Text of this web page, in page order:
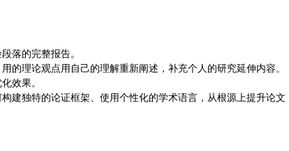
落的完整报告。
理论观点用自己的理解重新阐述，补充个人的研究延伸内容。
效果。
建独特的论证框架、使用个性化的学术语言，从根源上提升论文